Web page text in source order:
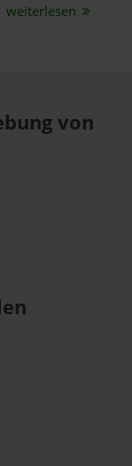
weiterlesen
von